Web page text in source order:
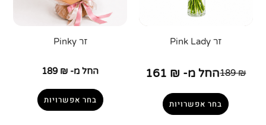
זר Pink Lady
189₪ החל מ- 161 ₪
בחר אפשרויות
זר Pinky
החל מ- 189 ₪
בחר אפשרויות